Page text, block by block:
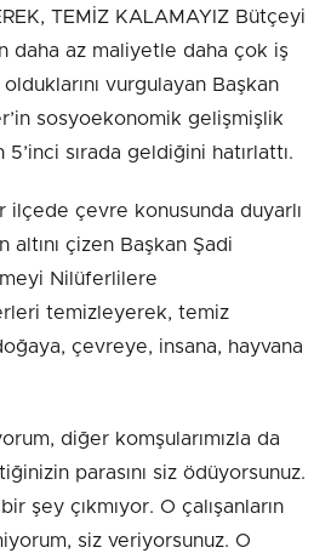
TEMİZ KALAMAYIZ Bütçeyi
daha az maliyetle daha çok iş
vurgulayan Başkan
sosyoekonomik gelişmişlik
5’inci sırada geldiğini hatırlattı.
ilçede çevre konusunda duyarlı
altını çizen Başkan Şadi
Nilüferlilere
temizleyerek, temiz
çevreye, insana, hayvana
diğer komşularımızla da
parasını siz ödüyorsunuz.
şey çıkmıyor. O çalışanların
siz veriyorsunuz. O